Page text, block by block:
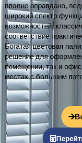
вполне оправдано,
широкий спектр
возможностей,
соответствие
Богатая цветовая
решение для
помещении, так и
местах с большим